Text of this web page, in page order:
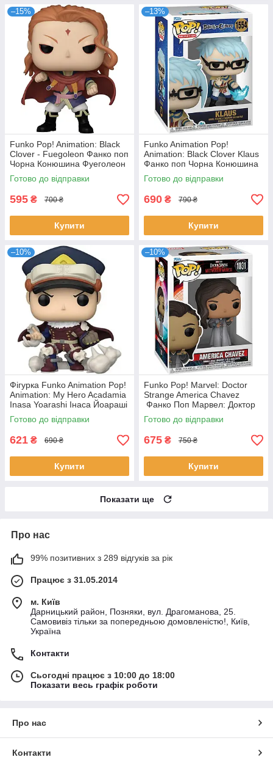
–15%
Funko Pop! Animation: Black
Clover - Fuegoleon Фанко поп
Чорна Конюшина Фуеголеон
Готово до відправки
595 ₴ 700 ₴
Купити
–13%
Funko Animation Pop!
Animation: Black Clover Klaus
Фанко поп Чорна Конюшина
Клаус
Готово до відправки
690 ₴ 790 ₴
Купити
–10%
Фігурка Funko Animation Pop!
Animation: My Hero Acadamia
Inasa Yoarashi Інаса Йоараші
Моя геройська академія
Готово до відправки
621 ₴ 690 ₴
Купити
–10%
Funko Pop! Marvel: Doctor
Strange America Chavez
Фанко Поп Марвел: Доктор
Стрендж Америка Чавес
Готово до відправки
675 ₴ 750 ₴
Купити
Показати ще
Про нас
99% позитивних з 289 відгуків за рік
Працює з 31.05.2014
м. Київ
Дарницький район, Позняки, вул. Драгоманова, 25.
Самовивіз тільки за попередньою домовленістю!, Київ,
Україна
Контакти
Сьогодні працює з 10:00 до 18:00
Показати весь графік роботи
Про нас
Контакти